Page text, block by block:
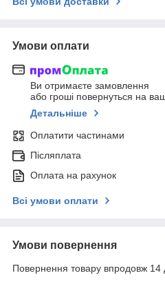
Умови оплати
Ви отримаєте замовлення
або гроші повернуться на
Детальніше
Оплатити частинами
Післяплата
Оплата на рахунок
Всі умови оплати
Умови повернення
Повернення товару впродовж 14